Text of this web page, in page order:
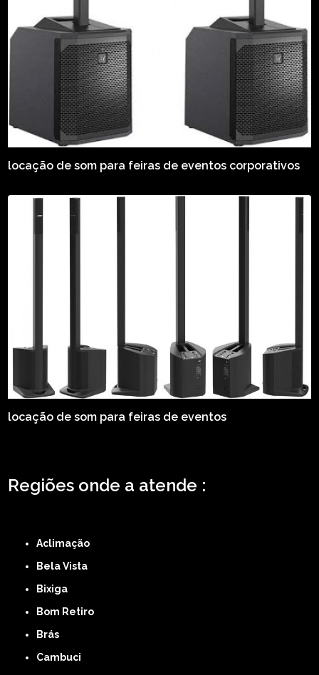
locação de som para feiras de eventos corporativos
locação de som para feiras de eventos
Regiões onde a atende :
Aclimação
Bela Vista
Bixiga
Bom Retiro
Brás
Cambuci